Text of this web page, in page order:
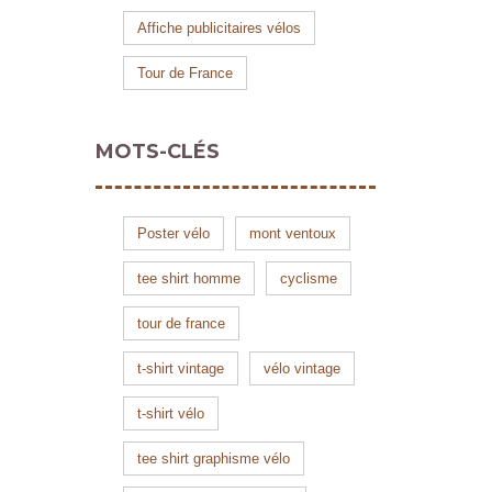
Affiche publicitaires vélos
Tour de France
MOTS-CLÉS
Poster vélo mont ventoux
tee shirt homme cyclisme
tour de france
t-shirt vintage vélo vintage
t-shirt vélo
tee shirt graphisme vélo